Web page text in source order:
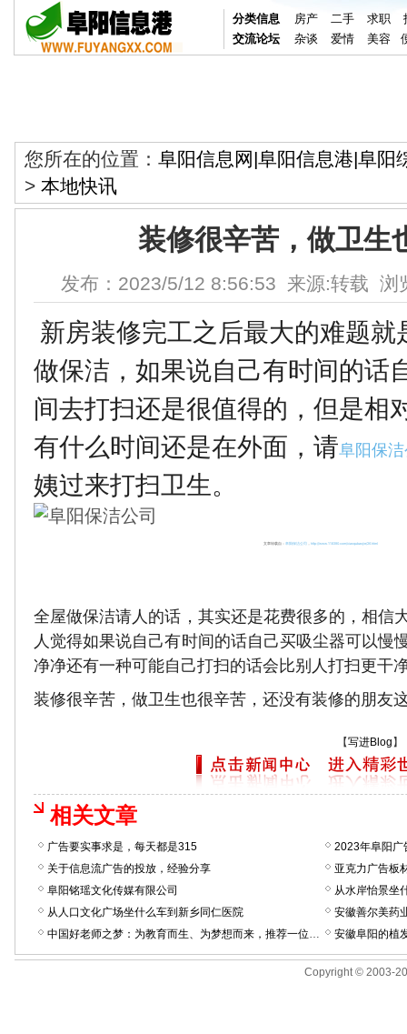
分类信息 房产 二手 求职
交流论坛
杂谈 爱情 美容
您所在的位置： 阜阳信息网|阜阳信息港|阜阳
> 本地快讯
装修很辛苦，做卫生
发布：2023/5/12 8:56:53 来源:转载 浏
新房装修完工之后最大的难题
做保洁，如果说自己有时间的话
间去打扫还是很值得的，但是相
有什么时间还是在外面，请阜阳保
姨过来打扫卫生。
文章转载自： 阜阳保洁公司 http://www.118390.com/xiaoqubaojie/26.html
全屋做保洁请人的话，其实还是花费很多的，相信
人觉得如果说自己有时间的话自己买吸尘器可以慢
净净还有一种可能自己打扫的话会比别人打扫更干
装修很辛苦，做卫生也很辛苦，还没有装修的朋友
【写进Blog 】
相关文章
广告要实事求是，每天都是315
2023年阜阳广
关于信息流广告的投放，经验分享
亚克力广告板
阜阳铭瑶文化传媒有限公司
从水岸怡景坐
从人口文化广场坐什么车到新乡同仁医院
安徽善尔美药
中国好老师之梦：为教育而生、为梦想而来，推荐一位好老师！
安徽阜阳的植
Copyright © 2003-